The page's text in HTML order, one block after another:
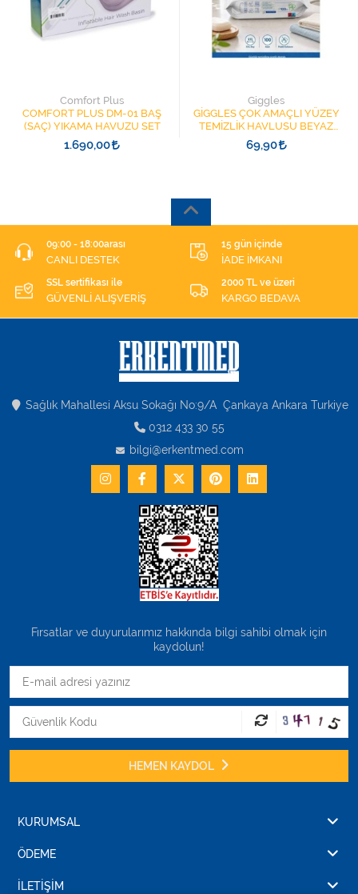
Comfort Plus
COMFORT PLUS DM-01 BAŞ
(SAÇ) YIKAMA HAVUZU SET
1.690,00
Giggles
GİGGLES ÇOK AMAÇLI YÜZEY
TEMİZLİK HAVLUSU BEYAZ
SABUN KOKULU 100LÜ XXL
69,90
09:00 - 18:00arası
CANLI DESTEK
15 gün içinde
İADE İMKANI
SSL sertifikası ile
GÜVENLİ ALIŞVERİŞ
2000 TL ve üzeri
KARGO BEDAVA
Sağlık Mahallesi Aksu Sokağı No:9/A Çankaya Ankara Turkiye
0312 433 30 55
bilgi@erkentmed.com
Fırsatlar ve duyurularımız hakkında bilgi sahibi olmak için
kaydolun!
HEMEN KAYDOL
KURUMSAL
ÖDEME
İLETİŞİM